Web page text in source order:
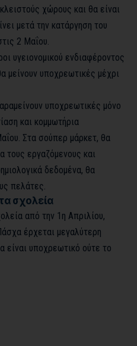
χώρους και θα είναι
μετά την κατάργηση του
2 Μαΐου.
υγειονομικού ενδιαφέροντος
μείνουν υποχρεωτικές μέχρι
υποχρεωτικές μόνο
και κομμωτήρια
Στα σούπερ μάρκετ, θα
τους εργαζόμενους και
δεδομένα, θα
πελάτες.
σχολεία
από την 1η Απριλίου,
έρχεται μεγαλύτερη
υποχρεωτικό ούτε το